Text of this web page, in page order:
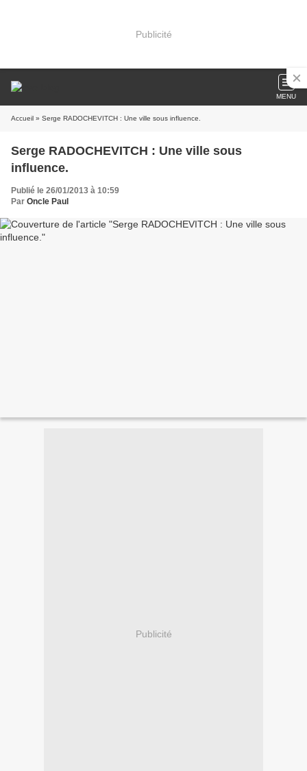
Publicité
MENU
Accueil » Serge RADOCHEVITCH : Une ville sous influence.
Serge RADOCHEVITCH : Une ville sous
influence.
Publié le 26/01/2013 à 10:59
Par Oncle Paul
Publicité